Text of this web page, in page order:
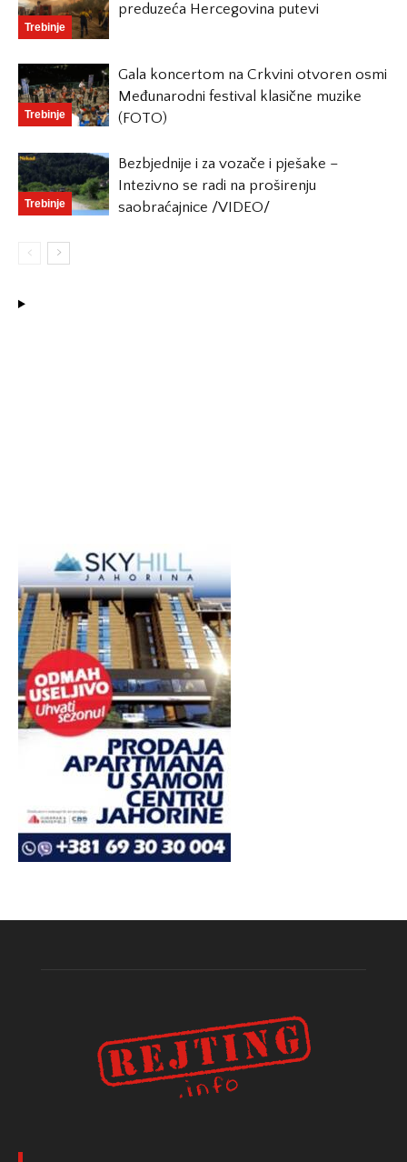
Trebinje
preduzeća Hercegovina putevi
Trebinje
Gala koncertom na Crkvini otvoren osmi
Međunarodni festival klasične muzike
(FOTO)
Trebinje
Bezbjednije i za vozače i pješake –
Intezivno se radi na proširenju
saobraćajnice /VIDEO/